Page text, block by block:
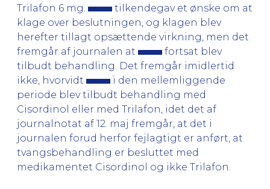
Trilafon 6 mg.
tilkendegav et ønske om at
klage over beslutningen, og klagen blev
herefter tillagt opsættende virkning, men det
fremgår af journalen at
fortsat blev
tilbudt behandling. Det fremgår imidlertid
ikke, hvorvidt
i den mellemliggende
periode blev tilbudt behandling med
Cisordinol eller med Trilafon, idet det af
journalnotat af 12. maj fremgår, at det i
journalen forud herfor fejlagtigt er anført, at
tvangsbehandling er besluttet med
medikamentet Cisordinol og ikke Trilafon.